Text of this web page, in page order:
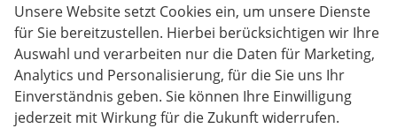
Cupra Formentor
unverbindliche Lieferzeit: ca. 4-5 Monate Neuwagen
Fahrzeugnr. 1060159 Getriebe
Unsere Website setzt Cookies ein, um unsere Dienste
für Sie bereitzustellen. Hierbei berücksichtigen wir Ihre
Auswahl und verarbeiten nur die Daten für Marketing,
Analytics und Personalisierung, für die Sie uns Ihr
Einverständnis geben. Sie können Ihre Einwilligung
jederzeit mit Wirkung für die Zukunft widerrufen.